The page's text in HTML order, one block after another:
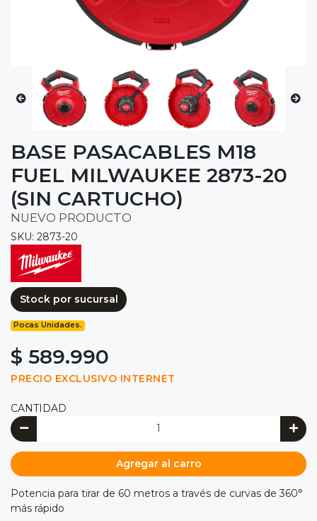
BASE PASACABLES M18
FUEL MILWAUKEE 2873-20
(SIN CARTUCHO)
NUEVO PRODUCTO
SKU: 2873-20
Stock por sucursal
Pocas Unidades.
$ 589.990
PRECIO EXCLUSIVO INTERNET
CANTIDAD
Agregar al carro
Potencia para tirar de 60 metros a través de curvas de 360°
más rápido